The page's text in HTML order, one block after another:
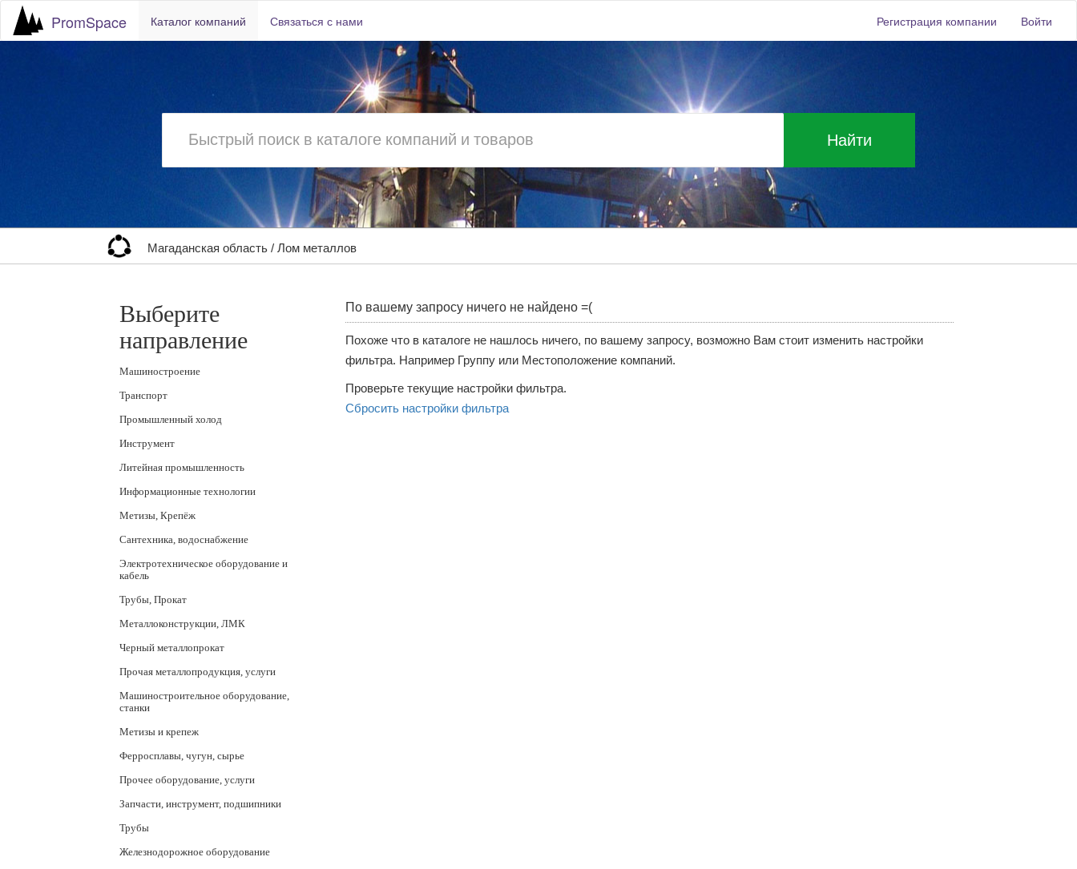
PromSpace Каталог компаний Связаться с нами Регистрация компании Войти
Найти
Магаданская область/Лом металлов
Выберите
направление
Машиностроение
Транспорт
Промышленный холод
Инструмент
Литейная промышленность
Информационные технологии
Метизы, Крепёж
Сантехника, водоснабжение
Электротехническое оборудование и
кабель
Трубы, Прокат
Металлоконструкции, ЛМК
Черный металлопрокат
Прочая металлопродукция, услуги
Машиностроительное оборудование,
станки
Метизы и крепеж
Ферросплавы, чугун, сырье
Прочее оборудование, услуги
Запчасти, инструмент, подшипники
Трубы
Железнодорожное оборудование
По вашему запросу ничего не найдено =(
Похоже что в каталоге не нашлось ничего, по вашему запросу, возможно Вам стоит изменить настройки
фильтра. Например Группу или Местоположение компаний.
Проверьте текущие настройки фильтра.
Сбросить настройки фильтра